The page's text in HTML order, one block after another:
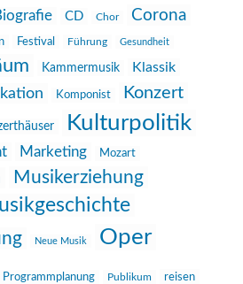
CD Chor Corona
Festival Führung Gesundheit
Kammermusik
Klassik
Komponist Konzert
Kulturpolitik
Marketing Mozart
Musikerziehung
Neue Musik Oper
Programmplanung Publikum reisen